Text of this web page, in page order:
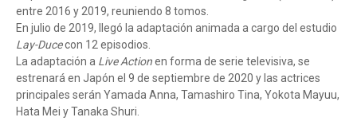
entre 2016 y 2019, reuniendo 8 tomos.
En julio de 2019, llegó la adaptación animada a cargo del estudio
Lay-Ducecon 12 episodios.
La adaptación a Live Actionen forma de serie televisiva, se
estrenará en Japón el 9 de septiembre de 2020 y las actrices
principales serán Yamada Anna, Tamashiro Tina, Yokota Mayuu,
Hata Mei y Tanaka Shuri.